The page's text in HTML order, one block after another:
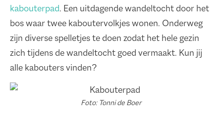
kabouterpad. Een uitdagende wandeltocht door het
bos waar twee kaboutervolkjes wonen. Onderweg
zijn diverse spelletjes te doen zodat het hele gezin
zich tijdens de wandeltocht goed vermaakt. Kun jij
alle kabouters vinden?
Foto: Tonni de Boer